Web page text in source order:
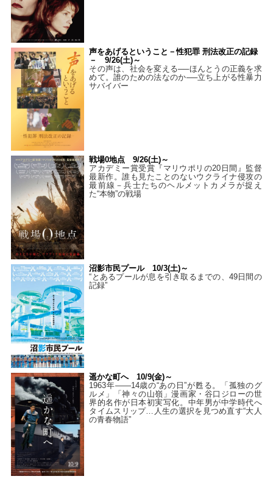
声をあげるということ－性犯罪 刑法改正の記録
－ 9/26(土)～
その声は、社会を変える──ほんとうの正義を求
めて。誰のための法なのか──立ち上がる性暴力
サバイバー
戦場0地点 9/26(土)～
アカデミー賞受賞『マリウポリの20日間』監督
最新作。誰も見たことのないウクライナ侵攻の
最前線－兵士たちのヘルメットカメラが捉え
た“本物”の戦場
沼影市民プール 10/3(土)～
“とあるプールが息を引き取るまでの、49日間の
記録”
遥かな町へ 10/9(金)～
1963年――14歳の“あの日”が甦る。「孤独のグ
ルメ」「神々の山嶺」漫画家・谷口ジローの世
界的名作が日本初実写化。中年男が中学時代へ
タイムスリップ…人生の選択を見つめ直す“大人
の青春物語”